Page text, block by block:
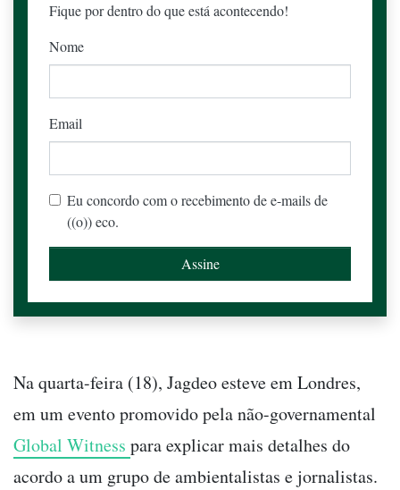
Fique por dentro do que está acontecendo!
Nome
Email
Eu concordo com o recebimento de e-mails de
((o)) eco.
Na quarta-feira (18), Jagdeo esteve em Londres,
em um evento promovido pela não-governamental
Global Witness para explicar mais detalhes do
acordo a um grupo de ambientalistas e jornalistas.